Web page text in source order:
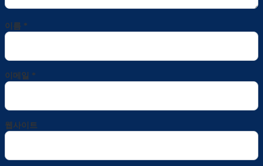
이름 *
이메일 *
웹사이트